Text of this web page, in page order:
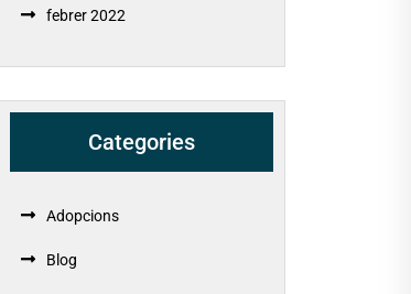
febrer 2022
Categories
Adopcions
Blog